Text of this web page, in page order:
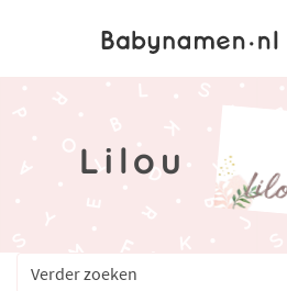
Lilou